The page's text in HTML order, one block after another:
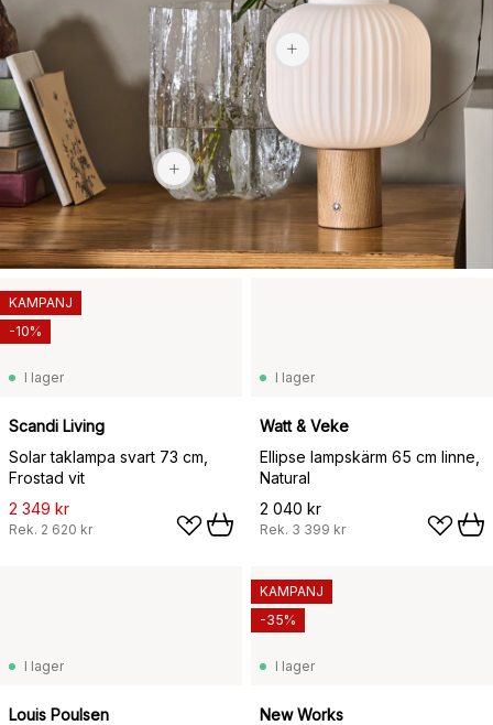
1 159 kr
2 969 kr
I lager
Scandi Living
Solar taklampa svart 73 cm,
Frostad vit
2 349 kr
Rek. 2 620 kr
KAMPANJ
-10%
I lager
Watt & Veke
Ellipse lampskärm 65 cm linne,
Natural
2 040 kr
Rek. 3 399 kr
I lager
Louis Poulsen
I lager
New Works
KAMPANJ
-35%